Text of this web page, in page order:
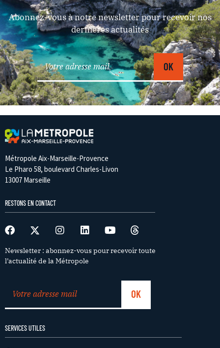
Abonnez-vous à notre newsletter pour recevoir nos
dernières actualités
Métropole Aix-Marseille-Provence
Le Pharo 58, boulevard Charles-Livon
13007 Marseille
RESTONS EN CONTACT
Newsletter : abonnez-vous pour recevoir toute
l’actualité de la Métropole
SERVICES UTILES